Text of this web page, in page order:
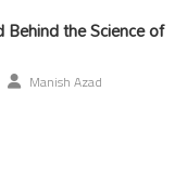
the Science of
Manish Azad